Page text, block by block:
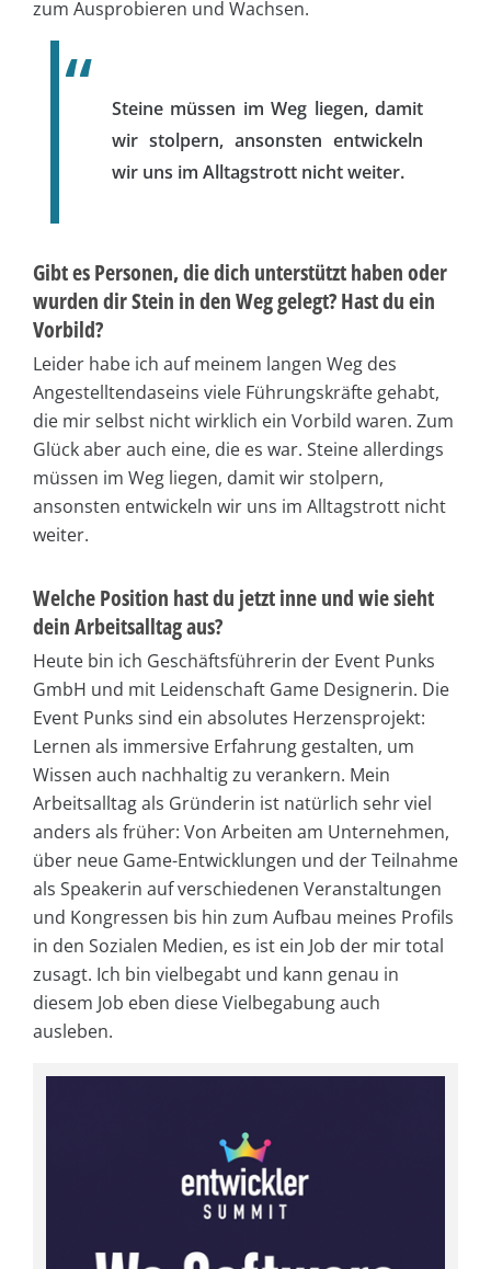
zum Ausprobieren und Wachsen.
Steine müssen im Weg liegen, damit
wir stolpern, ansonsten entwickeln
wir uns im Alltagstrott nicht weiter.
Gibt es Personen, die dich unterstützt haben oder
wurden dir Stein in den Weg gelegt? Hast du ein
Vorbild?
Leider habe ich auf meinem langen Weg des
Angestelltendaseins viele Führungskräfte gehabt,
die mir selbst nicht wirklich ein Vorbild waren. Zum
Glück aber auch eine, die es war. Steine allerdings
müssen im Weg liegen, damit wir stolpern,
ansonsten entwickeln wir uns im Alltagstrott nicht
weiter.
Welche Position hast du jetzt inne und wie sieht
dein Arbeitsalltag aus?
Heute bin ich Geschäftsführerin der Event Punks
GmbH und mit Leidenschaft Game Designerin. Die
Event Punks sind ein absolutes Herzensprojekt:
Lernen als immersive Erfahrung gestalten, um
Wissen auch nachhaltig zu verankern. Mein
Arbeitsalltag als Gründerin ist natürlich sehr viel
anders als früher: Von Arbeiten am Unternehmen,
über neue Game-Entwicklungen und der Teilnahme
als Speakerin auf verschiedenen Veranstaltungen
und Kongressen bis hin zum Aufbau meines Profils
in den Sozialen Medien, es ist ein Job der mir total
zusagt. Ich bin vielbegabt und kann genau in
diesem Job eben diese Vielbegabung auch
ausleben.